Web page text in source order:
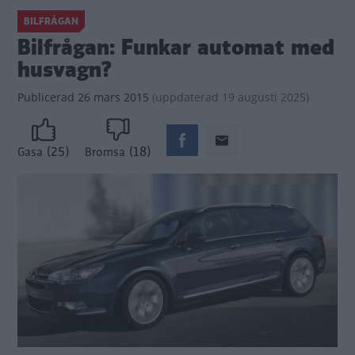
BILFRÅGAN
Bilfrågan: Funkar automat med
husvagn?
Publicerad 26 mars 2015 (uppdaterad 19 augusti 2025)
Gasa (25) Bromsa (18)